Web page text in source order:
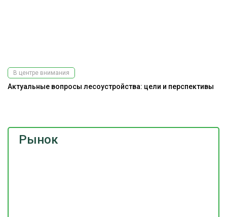
Рынок
В центре внимания
Актуальные вопросы лесоустройства: цели и перспективы